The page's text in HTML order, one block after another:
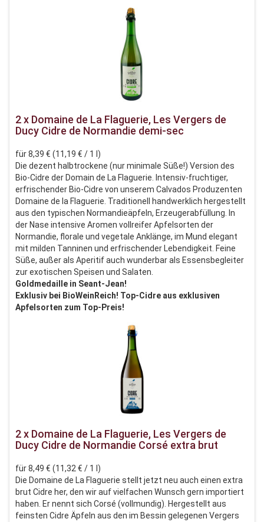
2 x Domaine de La Flaguerie, Les Vergers de
Ducy Cidre de Normandie demi-sec
für 8,39 € (11,19 € / 1 l)
Die dezent halbtrockene (nur minimale Süße!) Version des
Bio-Cidre der Domain de La Flaguerie. Intensiv-fruchtiger,
erfrischender Bio-Cidre von unserem Calvados Produzenten
Domaine de la Flaguerie. Traditionell handwerklich hergestellt
aus den typischen Normandieäpfeln, Erzeugerabfüllung. In
der Nase intensive Aromen vollreifer Apfelsorten der
Normandie, florale und vegetale Anklänge, im Mund elegant
mit milden Tanninen und erfrischender Lebendigkeit. Feine
Süße, außer als Aperitif auch wunderbar als Essensbegleiter
zur exotischen Speisen und Salaten.
Goldmedaille in Seant-Jean!
Exklusiv bei BioWeinReich! Top-Cidre aus exklusiven
Apfelsorten zum Top-Preis!
2 x Domaine de La Flaguerie, Les Vergers de
Ducy Cidre de Normandie Corsé extra brut
für 8,49 € (11,32 € / 1 l)
Die Domaine de La Flaguerie stellt jetzt neu auch einen extra
brut Cidre her, den wir auf vielfachen Wunsch gern importiert
haben. Er nennt sich Corsé (vollmundig). Hergestellt aus
feinsten Cidre Äpfeln aus den im Bessin gelegenen Vergers